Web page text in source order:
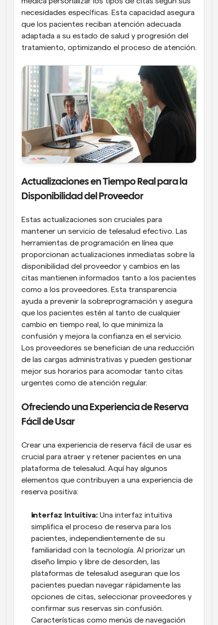
necesidades específicas. Esta capacidad asegura
que los pacientes reciban atención adecuada
adaptada a su estado de salud y progresión del
tratamiento, optimizando el proceso de atención.
Actualizaciones en Tiempo Real para la
Disponibilidad del Proveedor
Estas actualizaciones son cruciales para
mantener un servicio de telesalud efectivo. Las
herramientas de programación en línea que
proporcionan actualizaciones inmediatas sobre la
disponibilidad del proveedor y cambios en las
citas mantienen informados tanto a los pacientes
como a los proveedores. Esta transparencia
ayuda a prevenir la sobreprogramación y asegura
que los pacientes estén al tanto de cualquier
cambio en tiempo real, lo que minimiza la
confusión y mejora la confianza en el servicio.
Los proveedores se benefician de una reducción
de las cargas administrativas y pueden gestionar
mejor sus horarios para acomodar tanto citas
urgentes como de atención regular.
Ofreciendo una Experiencia de Reserva
Fácil de Usar
Crear una experiencia de reserva fácil de usar es
crucial para atraer y retener pacientes en una
plataforma de telesalud. Aquí hay algunos
elementos que contribuyen a una experiencia de
reserva positiva:
Interfaz Intuitiva: Una interfaz intuitiva
simplifica el proceso de reserva para los
pacientes, independientemente de su
familiaridad con la tecnología. Al priorizar un
diseño limpio y libre de desorden, las
plataformas de telesalud aseguran que los
pacientes puedan navegar rápidamente las
opciones de citas, seleccionar proveedores y
confirmar sus reservas sin confusión.
Características como menús de navegación